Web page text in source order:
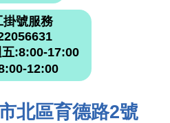
掛號服務
:8:00-17:00
12:00
北區育德路2號